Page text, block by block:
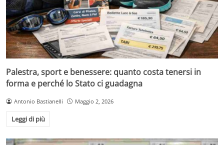
Palestra, sport e benessere: quanto costa tenersi in
forma e perché lo Stato ci guadagna
Antonio Bastianelli Maggio 2, 2026
Leggi di più